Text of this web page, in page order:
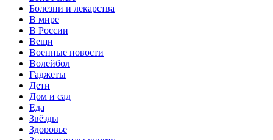
Болезни и лекарства
В мире
В России
Вещи
Военные новости
Волейбол
Гаджеты
Дети
Дом и сад
Еда
Звёзды
Здоровье